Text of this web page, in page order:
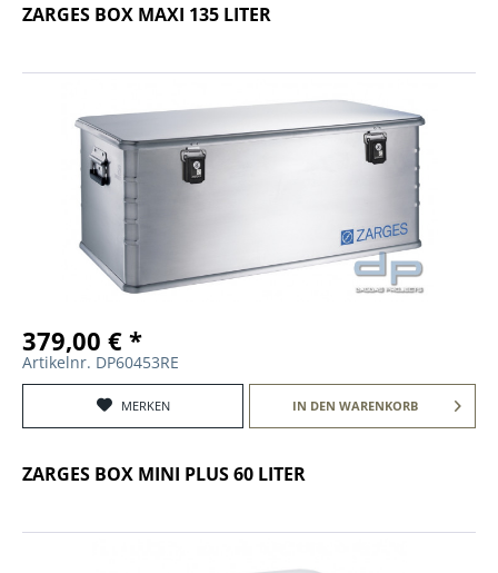
ZARGES BOX MAXI 135 LITER
379,00 € *
Artikelnr. DP60453RE
MERKEN IN DEN WARENKORB
ZARGES BOX MINI PLUS 60 LITER